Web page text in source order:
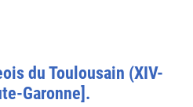
du Toulousain (XIV-
Garonne].